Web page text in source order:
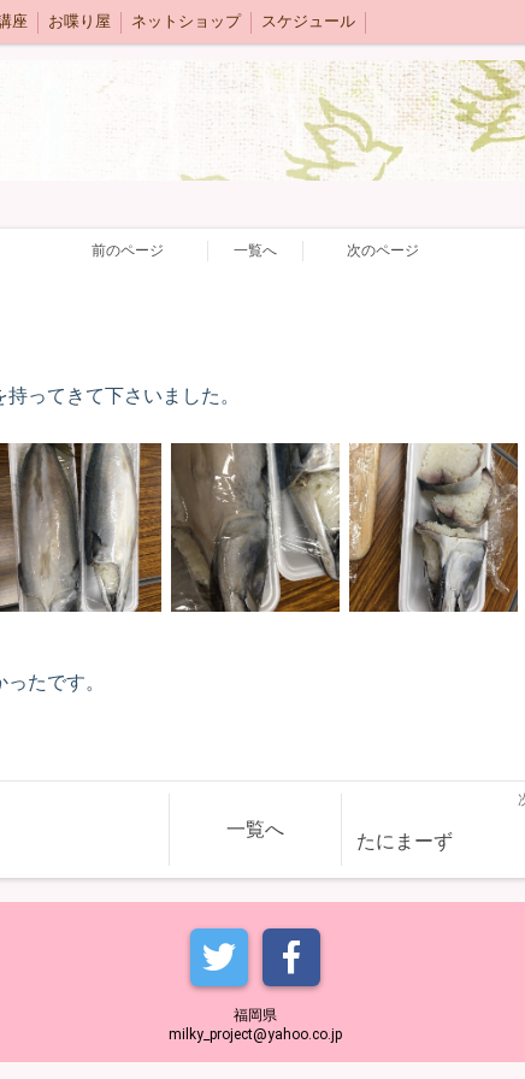
座 お喋り屋 ネットショップ スケジュール
前のページ 一覧へ 次のページ
ってきて下さいました。
たです。
一覧へ
たにまーず
福岡県
milky_project@yahoo.co.jp